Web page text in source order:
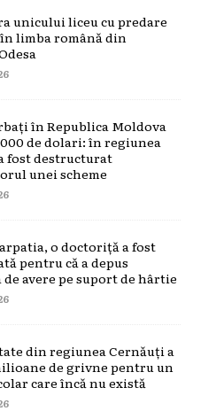
unicului liceu cu predare
limba română din
în Republica Moldova
de dolari: în regiunea
fost destructurat
unei scheme
o doctoriță a fost
pentru că a depus
avere pe suport de hârtie
din regiunea Cernăuți a
de grivne pentru un
care încă nu există